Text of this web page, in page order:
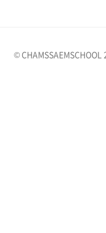
© CHAMSSAEMSCHOOL